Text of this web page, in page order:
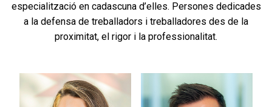
especialització en cadascuna d’elles. Persones dedicades
a la defensa de treballadors i treballadores des de la
proximitat, el rigor i la professionalitat.